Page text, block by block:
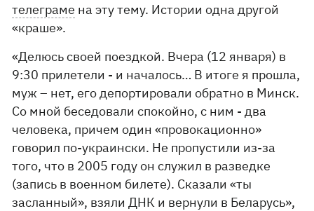
телеграме на эту тему. Истории одна другой
«краше».
«Делюсь своей поездкой. Вчера (12 января) в
9:30 прилетели - и началось… В итоге я прошла,
муж – нет, его депортировали обратно в Минск.
Со мной беседовали спокойно, с ним - два
человека, причем один «провокационно»
говорил по-украински. Не пропустили из-за
того, что в 2005 году он служил в разведке
(запись в военном билете). Сказали «ты
засланный», взяли ДНК и вернули в Беларусь»,